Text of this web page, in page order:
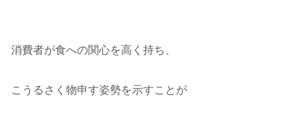
消費者が食への関心を高く持ち、
こうるさく物申す姿勢を示すことが